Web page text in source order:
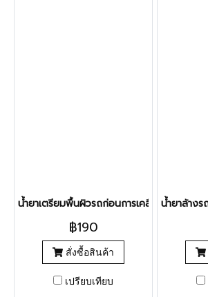
น้ำยาเตรียมพื้นผิวรถก่อนการเคลือบสี
฿190
สั่งซื้อสินค้า
เปรียบเทียบ
น้ำยาล้าง